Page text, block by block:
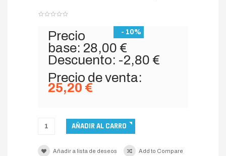
- 10%
Precio
base: 28,00 €
Descuento: -2,80 €
Precio de venta:
25,20 €
Añadir a lista de deseos Add to Compare